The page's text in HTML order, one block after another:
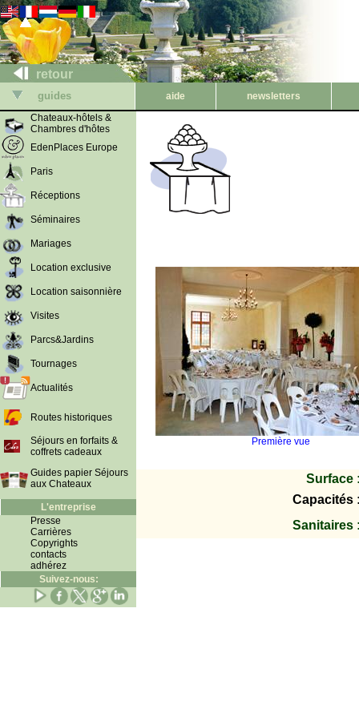
retour
guides aide
newsletters
Chateaux-hôtels &
Chambres d'hôtes
EdenPlaces Europe
Paris
Réceptions
Séminaires
Mariages
Location exclusive
Location saisonnière
Visites
Parcs&Jardins
Tournages
Actualités
Routes historiques
Séjours en forfaits &
coffrets cadeaux
Guides papier Séjours
aux Chateaux
L'entreprise
Presse
Carrières
Copyrights
contacts
adhérez
Suivez-nous:
Première vue
Surface
Capacités
Sanitaires